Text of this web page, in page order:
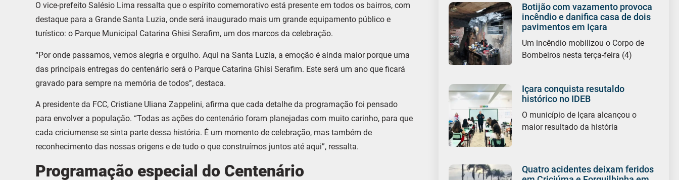
O vice-prefeito Salésio Lima ressalta que o espírito comemorativo está presente em todos os bairros, com
destaque para a Grande Santa Luzia, onde será inaugurado mais um grande equipamento público e
turístico: o Parque Municipal Catarina Ghisi Serafim, um dos marcos da celebração.
“Por onde passamos, vemos alegria e orgulho. Aqui na Santa Luzia, a emoção é ainda maior porque uma
das principais entregas do centenário será o Parque Catarina Ghisi Serafim. Este será um ano que ficará
gravado para sempre na memória de todos”, destaca.
A presidente da FCC, Cristiane Uliana Zappelini, afirma que cada detalhe da programação foi pensado
para envolver a população. “Todas as ações do centenário foram planejadas com muito carinho, para que
cada criciumense se sinta parte dessa história. É um momento de celebração, mas também de
reconhecimento das nossas origens e de tudo o que construímos juntos até aqui”, ressalta.
Programação especial do Centenário
Botijão com vazamento provoca
incêndio e danifica casa de dois
pavimentos em Içara
Um incêndio mobilizou o Corpo de
Bombeiros nesta terça-feira (4)
Içara conquista resutaldo
histórico no IDEB
O município de Içara alcançou o
maior resultado da história
Quatro acidentes deixam feridos